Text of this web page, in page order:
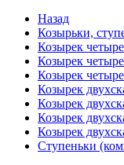
Назад
Козырьки,
Козырек
Козырек
Козырек
Козырек
Козырек
Козырек
Козырек
Ступеньки